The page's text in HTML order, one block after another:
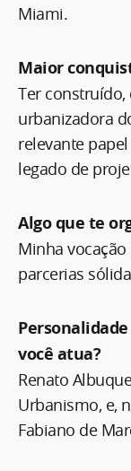
Miami.
Maior
Ter
urbanizadora
relevante
legado de
Algo que te
Minha
parcerias
você atua?
Renato
Urbanismo, e,
Fabiano de